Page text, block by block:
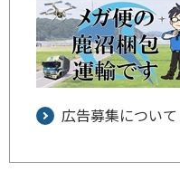
広告募集について